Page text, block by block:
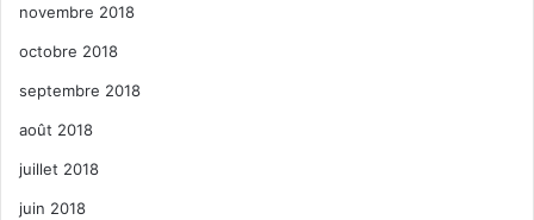
novembre 2018
octobre 2018
septembre 2018
août 2018
juillet 2018
juin 2018